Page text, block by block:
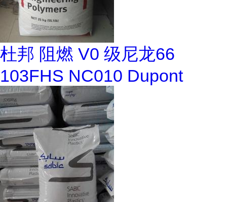
杜邦 阻燃 V0 级尼龙66
103FHS NC010 Dupont